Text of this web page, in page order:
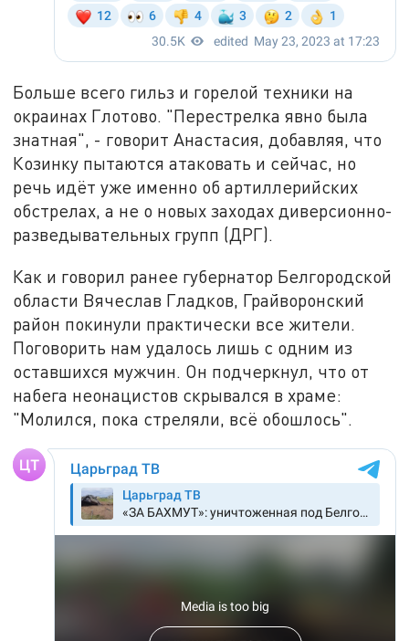
Больше всего гильз и горелой техники на
окраинах Глотово. "Перестрелка явно была
знатная", - говорит Анастасия, добавляя, что
Козинку пытаются атаковать и сейчас, но
речь идёт уже именно об артиллерийских
обстрелах, а не о новых заходах диверсионно-
разведывательных групп (ДРГ).
Как и говорил ранее губернатор Белгородской
области Вячеслав Гладков, Грайворонский
район покинули практически все жители.
Поговорить нам удалось лишь с одним из
оставшихся мужчин. Он подчеркнул, что от
набега неонацистов скрывался в храме:
"Молился, пока стреляли, всё обошлось".